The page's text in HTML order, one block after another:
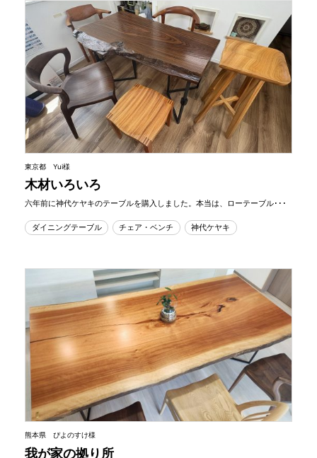
東京都 Yui様
木材いろいろ
六年前に神代ケヤキのテーブルを購入しました。本当は、ローテーブル･･･
ダイニングテーブル チェア・ベンチ 神代ケヤキ
熊本県 ぴよのすけ様
我が家の拠り所